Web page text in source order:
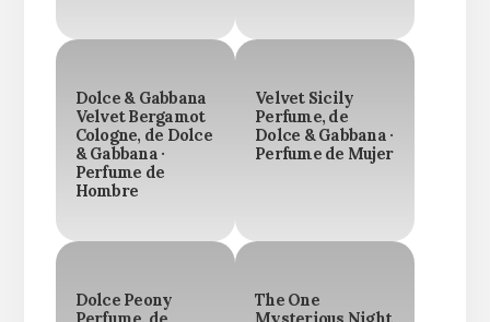
Dolce & Gabbana
Velvet Bergamot
Cologne, de Dolce
& Gabbana ·
Perfume de
Hombre
Velvet Sicily
Perfume, de
Dolce & Gabbana ·
Perfume de Mujer
Dolce Peony
The One